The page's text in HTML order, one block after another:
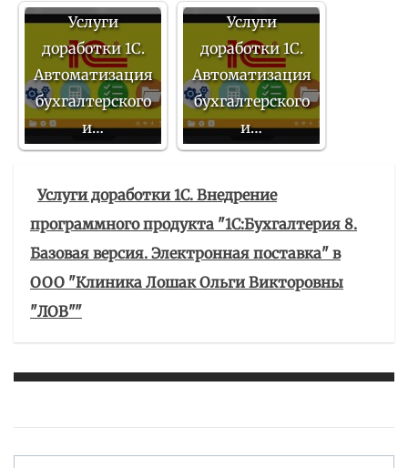
Услуги
доработки 1С.
Автоматизация
бухгалтерского
и…
Услуги
доработки 1С.
Автоматизация
бухгалтерского
и…
Услуги доработки 1С. Внедрение
программного продукта "1С:Бухгалтерия 8.
Базовая версия. Электронная поставка" в
ООО "Клиника Лошак Ольги Викторовны
"ЛОВ""